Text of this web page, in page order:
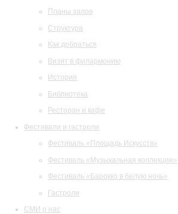
Планы залов
Структура
Как добраться
Визит в филармонию
История
Библиотека
Ресторан и кафе
Фестивали и гастроли
Фестиваль «Площадь Искусств»
Фестиваль «Музыкальная коллекция»
Фестиваль «Барокко в белую ночь»
Гастроли
СМИ о нас